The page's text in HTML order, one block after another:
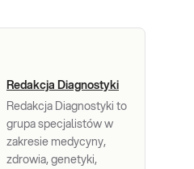
Redakcja Diagnostyki
Redakcja Diagnostyki to
grupa specjalistów w
zakresie medycyny,
zdrowia, genetyki,